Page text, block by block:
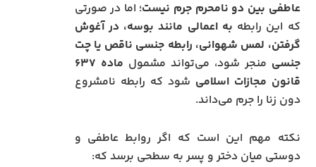
عاطفی بین دو نامحرم جرم نیست؛ اما در صورتی
که این رابطه به اعمالی مانند بوسه، در آغوش
گرفتن، لمس شهوانی، رابطه جنسی ناقص یا چت
جنسی منجر شود، می‌تواند مشمول
ماده ۶۳۷
قانون مجازات اسلامی شود که رابطه نامشروع
دون زنا را جرم می‌داند.
نکته مهم این است که اگر روابط عاطفی و
دوستی میان دختر و پسر به سطحی برسد که: